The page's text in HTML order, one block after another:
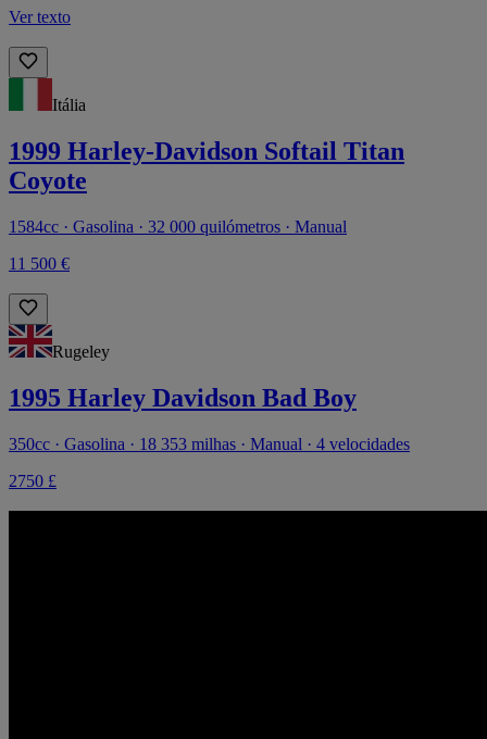
Ver texto
Itália
1999 Harley-Davidson Softail Titan
Coyote
1584cc · Gasolina · 32 000 quilómetros · Manual
11 500 €
Rugeley
1995 Harley Davidson Bad Boy
350cc · Gasolina · 18 353 milhas · Manual · 4 velocidades
2750 £